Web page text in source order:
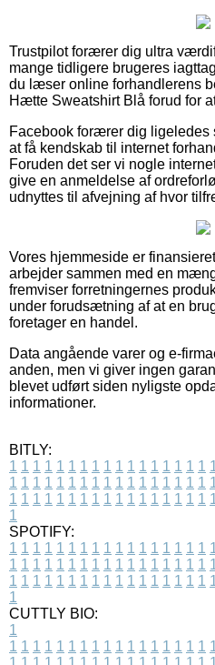
Trustpilot forærer dig ultra
mange tidligere brugeres
du læser online forhandlerens
Hætte Sweatshirt Blå forud for
Facebook forærer dig ligeledes
at få kendskab til internet
Foruden det ser vi nogle
give en anmeldelse af
udnyttes til afvejning af hvor
Vores hjemmeside er
arbejder sammen med en
fremviser forretningernes
under forudsætning af at en
foretager en handel.
Data angående varer og e-
anden, men vi giver ingen
blevet udført siden nyligste
informationer.
BITLY:
1 1 1 1 1 1 1 1 1 1 1 1 1 1 1 1 1
1 1 1 1 1 1 1 1 1 1 1 1 1 1 1 1 1
1 1 1 1 1 1 1 1 1 1 1 1 1 1 1 1 1
1
SPOTIFY:
1 1 1 1 1 1 1 1 1 1 1 1 1 1 1 1 1
1 1 1 1 1 1 1 1 1 1 1 1 1 1 1 1 1
1 1 1 1 1 1 1 1 1 1 1 1 1 1 1 1 1
1
CUTTLY BIO:
1
1 1 1 1 1 1 1 1 1 1 1 1 1 1 1 1 1